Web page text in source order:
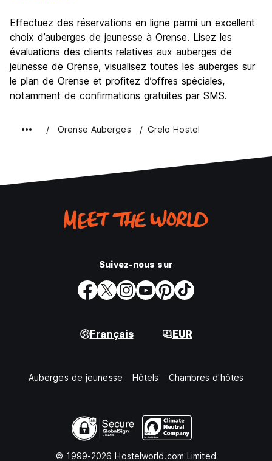
Effectuez des réservations en ligne parmi un excellent
choix d’auberges de jeunesse à Orense. Lisez les
évaluations des clients relatives aux auberges de
jeunesse de Orense, visualisez toutes les auberges sur
le plan de Orense et profitez d’offres spéciales,
notamment de confirmations gratuites par SMS.
Orense Auberges Grelo Hostel
Suivez-nous sur
Français EUR
Auberges de jeunesse Hôtels Chambres d'hôtes
© 1999-2026 Hostelworld.com Limited